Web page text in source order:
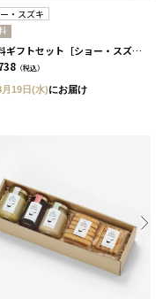
・スズキ
調味料ギフトセット［ショー・スズキ］
（税込）
月19日(水)にお届け